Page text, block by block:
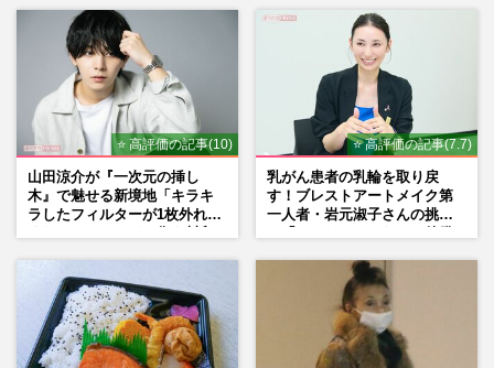
⭐ 高評価の記事(10)
山田涼介が『一次元の挿し
木』で魅せる新境地「キラキ
ラしたフィルターが1枚外れて
⭐ 高評価の記事(7.7)
乳がん患者の乳輪を取り戻
す！ブレストアートメイク第
一人者・岩元淑子さんの挑戦